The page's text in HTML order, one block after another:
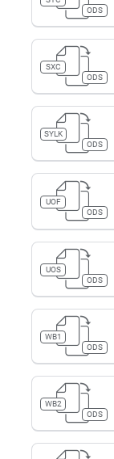
ODS
SXC
ODS
SYLK
ODS
UOF
ODS
UOS
ODS
WB1
ODS
WB2
ODS